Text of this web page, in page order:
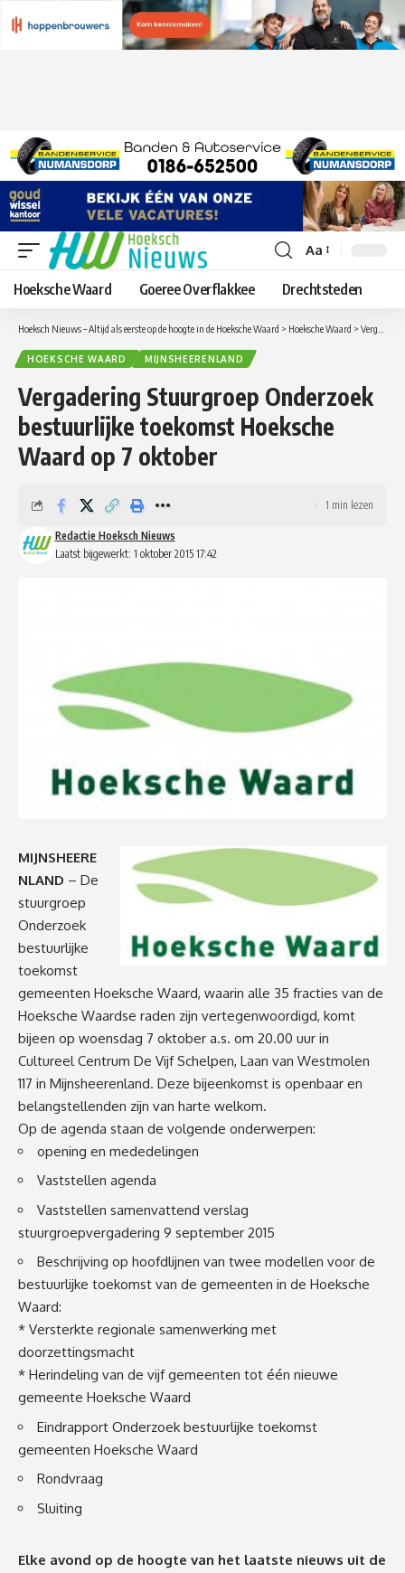
Lettergrootte
aanpassen
Aa
Hoeksche Waard Goeree Overflakkee Drechtsteden
Hoeksch Nieuws – Altijd als eerste op de hoogte in de Hoeksche Waard > Hoeksche Waard > Vergadering Stuurgroep Onderzoek bestuurlijke toekomst Hoeksche Waard op 7 oktober
HOEKSCHE WAARD MIJNSHEERENLAND
Vergadering Stuurgroep Onderzoek
bestuurlijke toekomst Hoeksche
Waard op 7 oktober
Laatst bijgewerkt: 1 oktober 2015 17:42
Redactie Hoeksch Nieuws
1 min lezen
MIJNSHEERE
NLAND – De
stuurgroep
Onderzoek
bestuurlijke
toekomst
gemeenten Hoeksche Waard, waarin alle 35 fracties van de
Hoeksche Waardse raden zijn vertegenwoordigd, komt
bijeen op woensdag 7 oktober a.s. om 20.00 uur in
Cultureel Centrum De Vijf Schelpen, Laan van Westmolen
117 in Mijnsheerenland. Deze bijeenkomst is openbaar en
belangstellenden zijn van harte welkom.
Op de agenda staan de volgende onderwerpen:
opening en mededelingen
Vaststellen agenda
Vaststellen samenvattend verslag
stuurgroepvergadering 9 september 2015
Beschrijving op hoofdlijnen van twee modellen voor de
bestuurlijke toekomst van de gemeenten in de Hoeksche
Waard:
* Versterkte regionale samenwerking met
doorzettingsmacht
* Herindeling van de vijf gemeenten tot één nieuwe
gemeente Hoeksche Waard
Eindrapport Onderzoek bestuurlijke toekomst
gemeenten Hoeksche Waard
Rondvraag
Sluiting
Elke avond op de hoogte van het laatste nieuws uit de